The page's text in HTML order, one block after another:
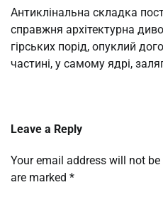
Антиклінальна складка
справжня архітектурна
гірських порід, опуклий
частині, у самому ядрі,
Leave a Reply
Your email address will not
are marked *